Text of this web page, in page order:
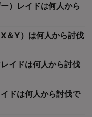
）レイドは何人から
＆Y）は何人から討伐
イドは何人から討伐
ドは何人から討伐で